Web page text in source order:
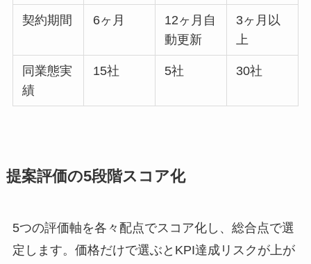
契約期間 6ヶ月
12ヶ月自
動更新
3ヶ月以
上
同業態実
績
15社 5社 30社
提案評価の5段階スコア化
5つの評価軸を各々配点でスコア化し、総合点で選
定します。価格だけで選ぶとKPI達成リスクが上が